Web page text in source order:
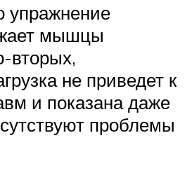
упражнение
мышцы
вторых,
не приведет к
и показана даже
проблемы